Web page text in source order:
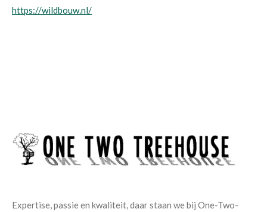
https://wildbouw.nl/
Expertise, passie en kwaliteit, daar staan we bij One-Two-